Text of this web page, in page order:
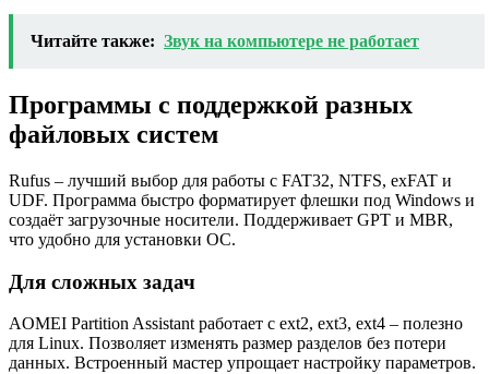
Читайте также: Звук на компьютере не работает
Программы с поддержкой разных
файловых систем
Rufus – лучший выбор для работы с FAT32, NTFS, exFAT и
UDF. Программа быстро форматирует флешки под Windows и
создаёт загрузочные носители. Поддерживает GPT и MBR,
что удобно для установки ОС.
Для сложных задач
AOMEI Partition Assistant работает с ext2, ext3, ext4 – полезно
для Linux. Позволяет изменять размер разделов без потери
данных. Встроенный мастер упрощает настройку параметров.